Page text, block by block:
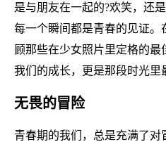
是与朋友在一起的?欢笑，还
每一个瞬间都是青春的见证。
顾那些在少女照片里定格的
我们的成长，更是那段时光里
无畏的冒险
青春期的我们，总是充满了